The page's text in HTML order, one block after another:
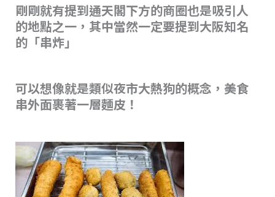
剛剛就有提到通天閣下方的商圈也是吸引人
的地點之一，其中當然一定要提到大阪知名
的「串炸」
可以想像就是類似夜市大熱狗的概念，美食
串外面裹著一層麵皮！